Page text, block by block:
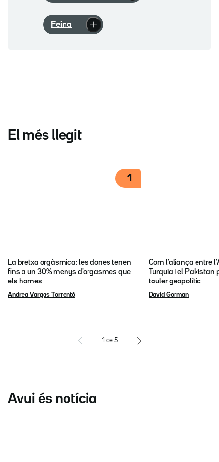
Feina
El més llegit
1
La bretxa orgàsmica: les dones tenen
fins a un 30% menys d'orgasmes que
els homes
Andrea Vargas Torrentó
Com l'aliança entre
Turquia i el Pakistan
tauler geopolític
David Gorman
1 de 5
Avui és notícia